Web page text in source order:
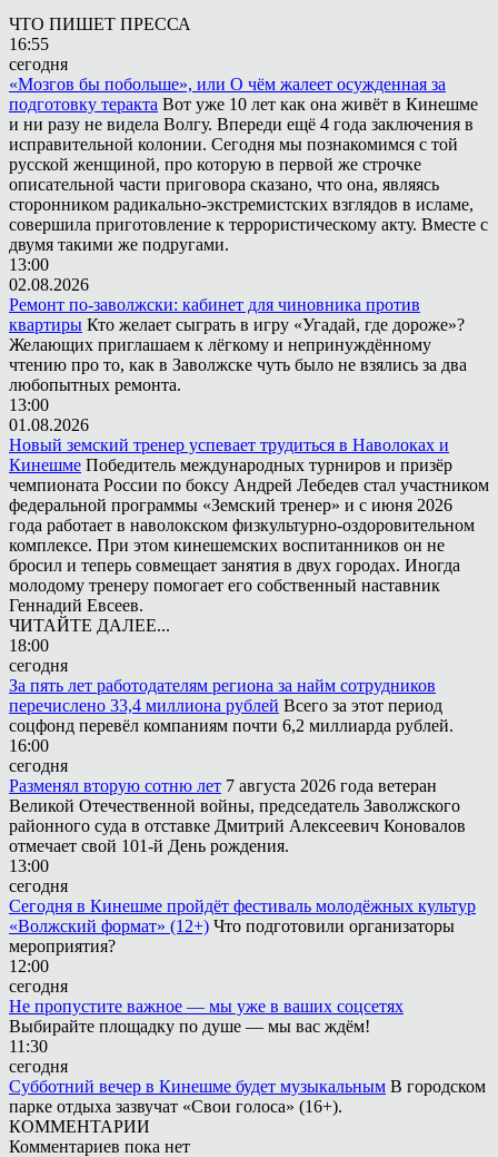
ЧТО ПИШЕТ ПРЕССА
16:55
сегодня
«Мозгов бы побольше», или О чём жалеет осужденная за
подготовку теракта Вот уже 10 лет как она живёт в Кинешме
и ни разу не видела Волгу. Впереди ещё 4 года заключения в
исправительной колонии. Сегодня мы познакомимся с той
русской женщиной, про которую в первой же строчке
описательной части приговора сказано, что она, являясь
сторонником радикально-экстремистских взглядов в исламе,
совершила приготовление к террористическому акту. Вместе с
двумя такими же подругами.
13:00
02.08.2026
Ремонт по-заволжски: кабинет для чиновника против
квартиры Кто желает сыграть в игру «Угадай, где дороже»?
Желающих приглашаем к лёгкому и непринуждённому
чтению про то, как в Заволжске чуть было не взялись за два
любопытных ремонта.
13:00
01.08.2026
Новый земский тренер успевает трудиться в Наволоках и
Кинешме Победитель международных турниров и призёр
чемпионата России по боксу Андрей Лебедев стал участником
федеральной программы «Земский тренер» и с июня 2026
года работает в наволокском физкультурно-оздоровительном
комплексе. При этом кинешемских воспитанников он не
бросил и теперь совмещает занятия в двух городах. Иногда
молодому тренеру помогает его собственный наставник
Геннадий Евсеев.
ЧИТАЙТЕ ДАЛЕЕ...
18:00
сегодня
За пять лет работодателям региона за найм сотрудников
перечислено 33,4 миллиона рублей Всего за этот период
соцфонд перевёл компаниям почти 6,2 миллиарда рублей.
16:00
сегодня
Разменял вторую сотню лет 7 августа 2026 года ветеран
Великой Отечественной войны, председатель Заволжского
районного суда в отставке Дмитрий Алексеевич Коновалов
отмечает свой 101-й День рождения.
13:00
сегодня
Сегодня в Кинешме пройдёт фестиваль молодёжных культур
«Волжский формат» (12+) Что подготовили организаторы
мероприятия?
12:00
сегодня
Не пропустите важное — мы уже в ваших соцсетях
Выбирайте площадку по душе — мы вас ждём!
11:30
сегодня
Субботний вечер в Кинешме будет музыкальным В городском
парке отдыха зазвучат «Свои голоса» (16+).
КОММЕНТАРИИ
Комментариев пока нет